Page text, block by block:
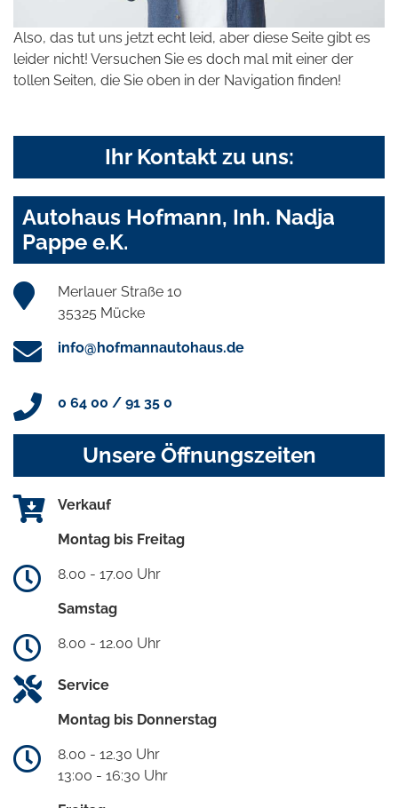
Also, das tut uns jetzt echt leid, aber diese Seite gibt es
leider nicht! Versuchen Sie es doch mal mit einer der
tollen Seiten, die Sie oben in der Navigation finden!
Ihr Kontakt zu uns:
Autohaus Hofmann, Inh. Nadja
Pappe e.K.
Merlauer Straße 10
35325 Mücke
info@hofmannautohaus.de
0 64 00 / 91 35 0
Unsere Öffnungszeiten
Verkauf
Montag bis Freitag
8.00 - 17.00 Uhr
Samstag
8.00 - 12.00 Uhr
Service
Montag bis Donnerstag
8.00 - 12.30 Uhr
13:00 - 16:30 Uhr